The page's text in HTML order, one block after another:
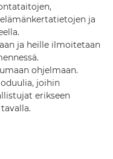
ja
ja heille ilmoitetaan
ohjelmaan.
joihin
erikseen